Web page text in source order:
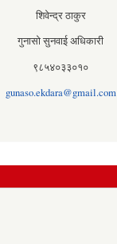
शिवेन्द्र ठाकुर
गुनासो सुनवाई अधिकारी
९८५४०३३०१०
gunaso.ekdara@gmail.com